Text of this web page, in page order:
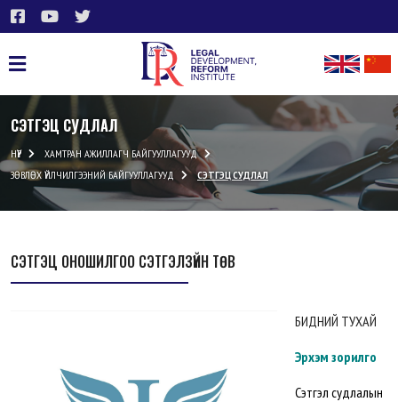
СЭТГЭЦ СУДЛАЛ
НҮҮР
ХАМТРАН АЖИЛЛАГЧ БАЙГУУЛЛАГУУД
ЗӨВЛӨХ ҮЙЛЧИЛГЭЭНИЙ БАЙГУУЛЛАГУУД
СЭТГЭЦ СУДЛАЛ
СЭТГЭЦ ОНОШИЛГОО СЭТГЭЛЗҮЙН ТӨВ
БИДНИЙ ТУХАЙ
Эрхэм зорилго
Сэтгэл судлалын